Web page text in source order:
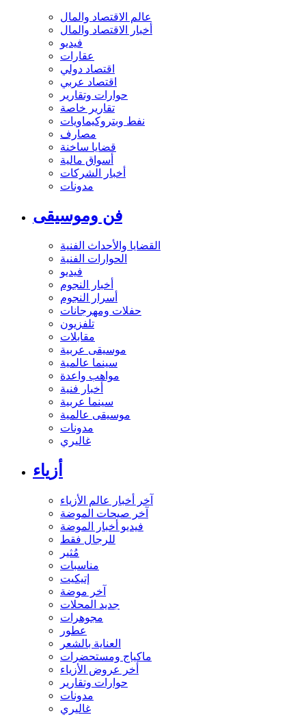
عالم الاقتصاد والمال
أخبار الاقتصاد والمال
فيديو
عقارات
اقتصاد دولي
اقتصاد عربي
حوارات وتقارير
تقارير خاصة
نفط وبتروكيماويات
مصارف
قضايا ساخنة
أسواق مالية
أخبار الشركات
مدونات
فن وموسيقى
القضايا والأحداث الفنية
الحوارات الفنية
فيديو
أخبار النجوم
أسرار النجوم
حفلات ومهرجانات
تلفزيون
مقابلات
موسيقى عربية
سينما عالمية
مواهب واعدة
أخبار فنية
سينما عربية
موسيقى عالمية
مدونات
غاليري
أزياء
آخر أخبار عالم الأزياء
آخر صيحات الموضة
فيديو أخبار الموضة
للرجال فقط
مُثير
مناسبات
إتيكيت
آخر موضة
جديد المحلات
مجوهرات
عطور
العناية بالشعر
ماكياج ومستحضرات
أخر عروض الأزياء
حوارات وتقارير
مدونات
غاليري